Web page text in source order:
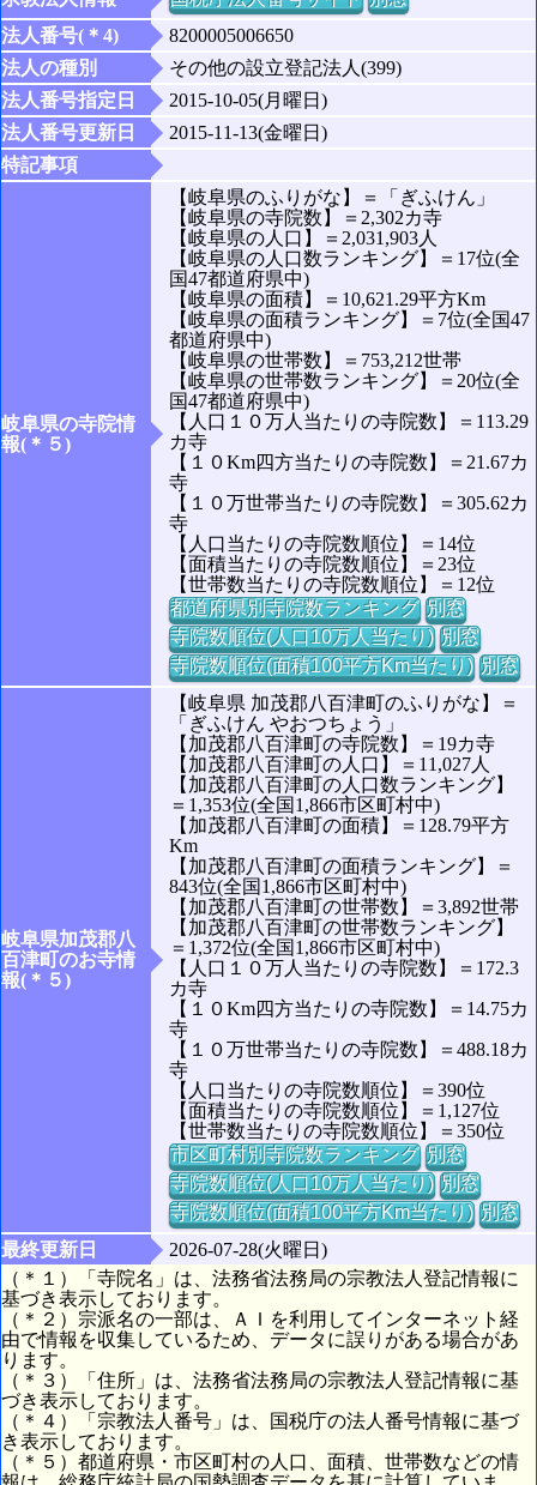
法人番号(＊4)
8200005006650
法人の種別
その他の設立登記法人(399)
法人番号指定日
2015-10-05(月曜日)
法人番号更新日
2015-11-13(金曜日)
特記事項
岐阜県の寺院情
報(＊５)
【岐阜県のふりがな】＝「ぎふけん」
【岐阜県の寺院数】＝2,302カ寺
【岐阜県の人口】＝2,031,903人
【岐阜県の人口数ランキング】＝17位(全
国47都道府県中)
【岐阜県の面積】＝10,621.29平方Km
【岐阜県の面積ランキング】＝7位(全国47
都道府県中)
【岐阜県の世帯数】＝753,212世帯
【岐阜県の世帯数ランキング】＝20位(全
国47都道府県中)
【人口１０万人当たりの寺院数】＝113.29
カ寺
【１０Km四方当たりの寺院数】＝21.67カ
寺
【１０万世帯当たりの寺院数】＝305.62カ
寺
【人口当たりの寺院数順位】＝14位
【面積当たりの寺院数順位】＝23位
【世帯数当たりの寺院数順位】＝12位
都道府県別寺院数ランキング 別窓
寺院数順位(人口10万人当たり) 別窓
寺院数順位(面積100平方Km当たり) 別窓
岐阜県加茂郡八
百津町のお寺情
報(＊５)
【岐阜県 加茂郡八百津町のふりがな】＝
「ぎふけん やおつちょう」
【加茂郡八百津町の寺院数】＝19カ寺
【加茂郡八百津町の人口】＝11,027人
【加茂郡八百津町の人口数ランキング】
＝1,353位(全国1,866市区町村中)
【加茂郡八百津町の面積】＝128.79平方
Km
【加茂郡八百津町の面積ランキング】＝
843位(全国1,866市区町村中)
【加茂郡八百津町の世帯数】＝3,892世帯
【加茂郡八百津町の世帯数ランキング】
＝1,372位(全国1,866市区町村中)
【人口１０万人当たりの寺院数】＝172.3
カ寺
【１０Km四方当たりの寺院数】＝14.75カ
寺
【１０万世帯当たりの寺院数】＝488.18カ
寺
【人口当たりの寺院数順位】＝390位
【面積当たりの寺院数順位】＝1,127位
【世帯数当たりの寺院数順位】＝350位
市区町村別寺院数ランキング 別窓
寺院数順位(人口10万人当たり) 別窓
寺院数順位(面積100平方Km当たり) 別窓
最終更新日
2026-07-28(火曜日)
（＊１）「寺院名」は、法務省法務局の宗教法人登記情報に
基づき表示しております。
（＊２）宗派名の一部は、ＡＩを利用してインターネット経
由で情報を収集しているため、データに誤りがある場合があ
ります。
（＊３）「住所」は、法務省法務局の宗教法人登記情報に基
づき表示しております。
（＊４）「宗教法人番号」は、国税庁の法人番号情報に基づ
き表示しております。
（＊５）都道府県・市区町村の人口、面積、世帯数などの情